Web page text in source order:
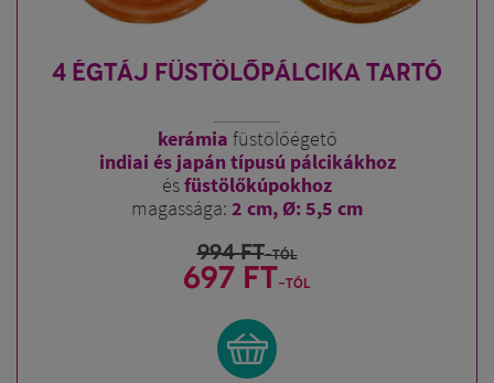
4 ÉGTÁJ FÜSTÖLŐPÁLCIKA TARTÓ
kerámia füstölőégető
indiai és japán típusú pálcikákhoz
ésfüstölőkúpokhoz
magassága: 2 cm, Ø: 5,5 cm
994FT-tól
697 FT-tól